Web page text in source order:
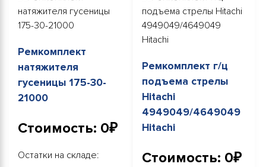
Ремкомплект
натяжителя
гусеницы 175-30-
21000
Стоимость: 0₽
Остатки на складе:
Ремкомплект г/ц
подъема стрелы
Hitachi
4949049/4649049
Hitachi
Стоимость: 0₽